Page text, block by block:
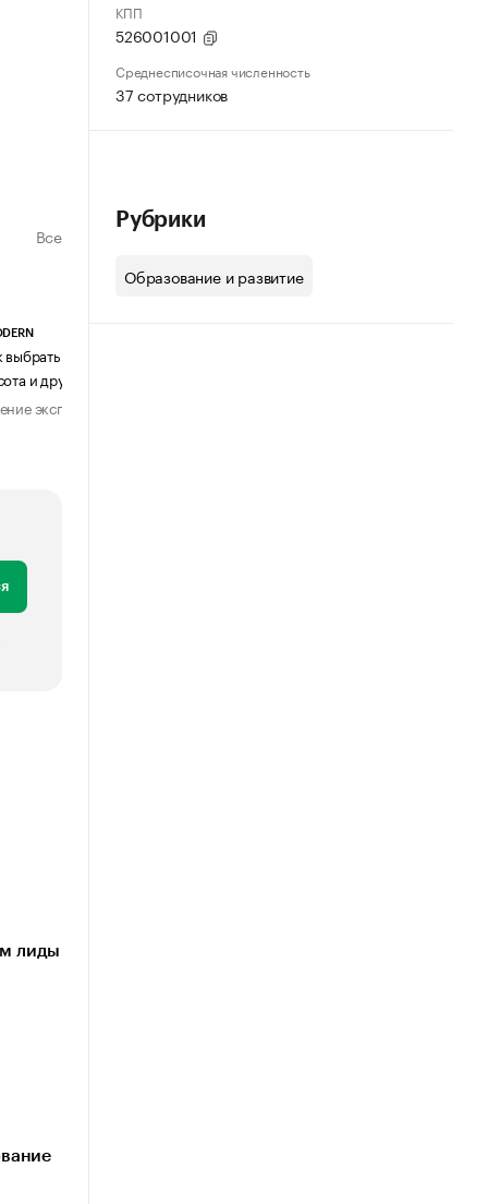
Все
выбрать журнальный столик:
и другие ключевые параметры
эксперта
лиды
КПП
526001001
Среднесписочная численность
37 сотрудников
Рубрики
Образование и развитие